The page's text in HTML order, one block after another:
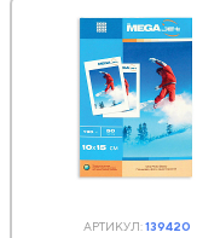
АРТИКУЛ:139420